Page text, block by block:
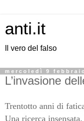
anti.it
Il vero del falso
mercoledì 9
L’invasione
Trentotto anni di
Una ricerca